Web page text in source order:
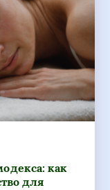
как
для